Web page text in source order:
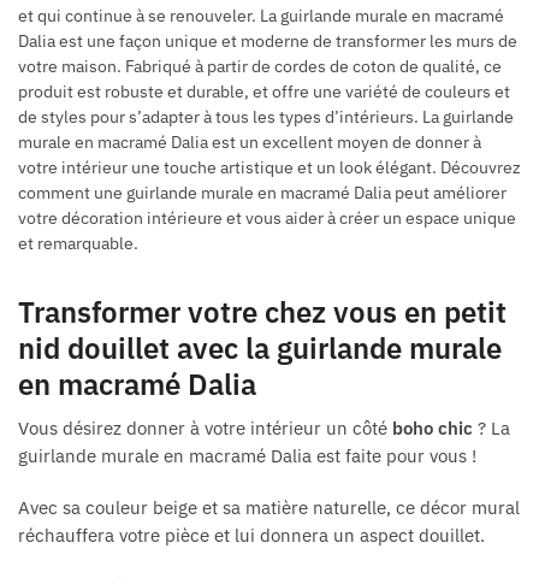
et qui continue à se renouveler. La guirlande murale en macramé
Dalia est une façon unique et moderne de transformer les murs de
votre maison. Fabriqué à partir de cordes de coton de qualité, ce
produit est robuste et durable, et offre une variété de couleurs et
de styles pour s’adapter à tous les types d’intérieurs. La guirlande
murale en macramé Dalia est un excellent moyen de donner à
votre intérieur une touche artistique et un look élégant. Découvrez
comment une guirlande murale en macramé Dalia peut améliorer
votre décoration intérieure et vous aider à créer un espace unique
et remarquable.
Transformer votre chez vous en petit
nid douillet avec la guirlande murale
en macramé Dalia
Vous désirez donner à votre intérieur un côté boho chic ? La
guirlande murale en macramé Dalia est faite pour vous !
Avec sa couleur beige et sa matière naturelle, ce décor mural
réchauffera votre pièce et lui donnera un aspect douillet.